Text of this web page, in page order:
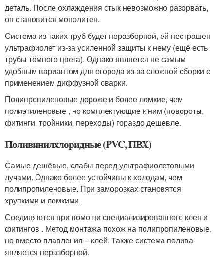
деталь. После охлаждения стык невозможно разорвать,
он становится монолитен.
Система из таких труб будет неразборной, ей нестрашен
ультрафиолет из-за усиленной защиты к нему (ещё есть
трубы тёмного цвета). Однако является не самым
удобным вариантом для огорода из-за сложной сборки с
применением диффузной сварки.
Полипропиленовые дороже и более ломкие, чем
полиэтиленовые , но комплектующие к ним (повороты,
фитинги, тройники, переходы) гораздо дешевле.
Поливинилхлоридные (PVC, ПВХ)
Самые дешёвые, слабы перед ультрафиолетовыми
лучами. Однако более устойчивы к холодам, чем
полипропиленовые. При заморозках становятся
хрупкими и ломкими.
Соединяются при помощи специализированного клея и
фитингов . Метод монтажа похож на полипропиленовые,
но вместо плавления – клей. Также система полива
является неразборной.